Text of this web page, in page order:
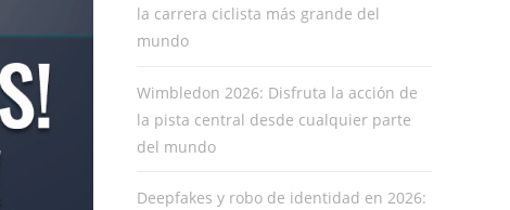
la carrera ciclista más grande del
mundo
Wimbledon 2026: Disfruta la acción de
la pista central desde cualquier parte
del mundo
Deepfakes y robo de identidad en 2026: